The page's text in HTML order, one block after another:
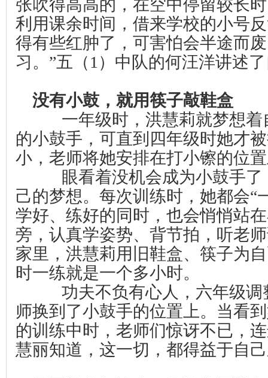
张吹得高高的，在空中停留较长
利用课余时间，借来学校的小号
得有些红肿了，可害怕会半途而
习。”五（1 ）中队的何汪洋讲述
没有小鼓，就用筷子敲鞋盒
一年级时，洪慧莉就梦想
的小鼓手，可直到四年级时她才
小，老师将她安排在打小镲的位
眼看着没机会成为小鼓手
己的梦想。每次训练时，她都会“
学好、练好的同时，也会悄悄站
旁，认真学姿势、背节拍，听老
家里，洪慧莉用旧鞋盒、筷子为
时一练就是一个多小时。
功夫不负有心人，六年级
师换到了小鼓手的位置上。当看
的训练中时，老师们惊讶不已，
慧丽知道，这一切，都得益于自